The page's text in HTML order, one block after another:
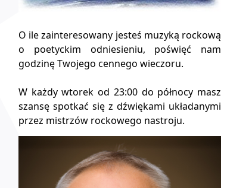
O ile zainteresowany jesteś muzyką rockową
o poetyckim odniesieniu, poświęć nam
godzinę Twojego cennego wieczoru.
W każdy wtorek od 23:00 do północy masz
szansę spotkać się z dźwiękami układanymi
przez mistrzów rockowego nastroju.